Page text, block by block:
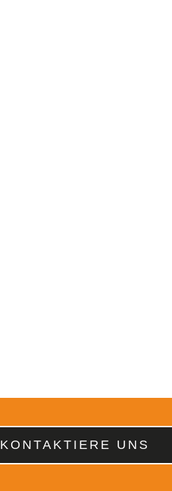
KONTAKTIERE UNS